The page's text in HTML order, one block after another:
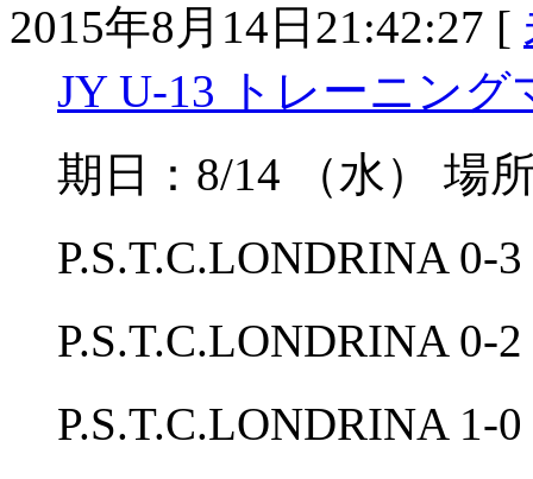
2015年8月14日21:42:27 [
JY U-13 トレーニング
期日：8/14 （水） 場
P.S.T.C.LONDRINA 0-
P.S.T.C.LONDRINA 0-
P.S.T.C.LONDRINA